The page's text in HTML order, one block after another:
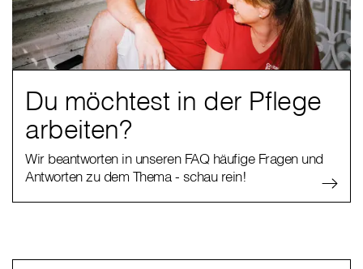
Du möchtest in der Pflege
arbeiten?
Wir beantworten in unseren FAQ häufige Fragen und
Antworten zu dem Thema - schau rein!